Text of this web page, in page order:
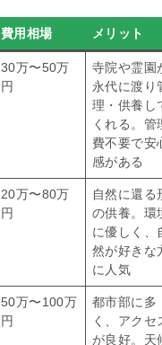
費用相場 メリット
30万〜50万
円
寺院や霊園
永代に渡り
理・供養し
くれる。管
費不要で安
感がある
20万〜80万
円
自然に還る
の供養。環
に優しく、
然が好きな
に人気
50万〜100万
円
都市部に多
く、アクセ
が良好。天